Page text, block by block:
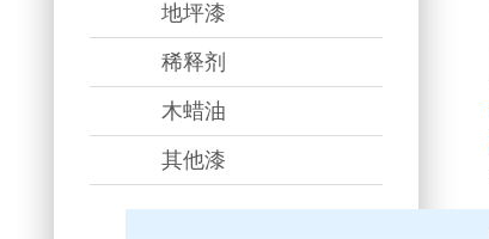
地坪漆
稀释剂
木蜡油
其他漆